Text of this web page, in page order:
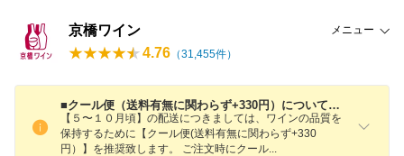
京橋ワイン メニュー
4.76 （31,455件）
■クール便（送料有無に関わらず+330円）についてのご案内■
【５〜１０月頃】の配送につきましては、ワインの品質を
保持するために【クール便(送料有無に関わらず+330
円）】を推奨致します。 ご注文時にクール